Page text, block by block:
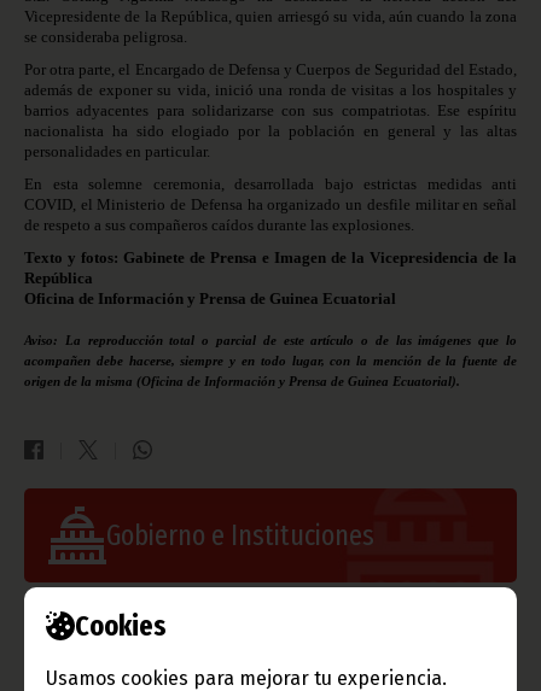
Cookies
Usamos cookies para mejorar tu experiencia.
Vicepresidente de la República, quien arriesgó su vida, aún cuando la zona
se consideraba peligrosa.
Por otra parte, el Encargado de Defensa y Cuerpos de Seguridad del Estado,
además de exponer su vida, inició una ronda de visitas a los hospitales y
barrios adyacentes para solidarizarse con sus compatriotas. Ese espíritu
nacionalista ha sido elogiado por la población en general y las altas
personalidades en particular.
En esta solemne ceremonia, desarrollada bajo estrictas medidas anti
COVID, el Ministerio de Defensa ha organizado un desfile militar en señal
de respeto a sus compañeros caídos durante las explosiones.
Texto y fotos: Gabinete de Prensa e Imagen de la Vicepresidencia de la
República
Oficina de Información y Prensa de Guinea Ecuatorial
Aviso: La reproducción total o parcial de este artículo o de las imágenes que lo
acompañen debe hacerse, siempre y en todo lugar, con la mención de la fuente de
origen de la misma (Oficina de Información y Prensa de Guinea Ecuatorial).
Gobierno e Instituciones